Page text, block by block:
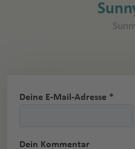
Deine E-Mail-Adresse *
Dein Kommentar